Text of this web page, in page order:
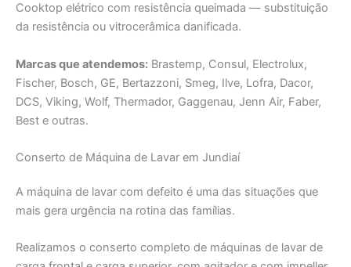
Cooktop elétrico com resistência queimada — substituição
da resistência ou vitrocerâmica danificada.
Marcas que atendemos: Brastemp, Consul, Electrolux,
Fischer, Bosch, GE, Bertazzoni, Smeg, Ilve, Lofra, Dacor,
DCS, Viking, Wolf, Thermador, Gaggenau, Jenn Air, Faber,
Best e outras.
Conserto de Máquina de Lavar em Jundiaí
A máquina de lavar com defeito é uma das situações que
mais gera urgência na rotina das famílias.
Realizamos o conserto completo de máquinas de lavar de